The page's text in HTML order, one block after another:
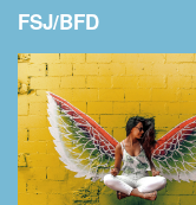
FSJ/BFD